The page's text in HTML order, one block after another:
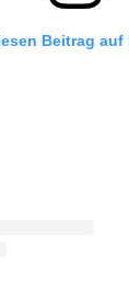
Beitrag auf